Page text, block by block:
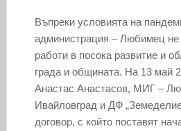
Въпреки условията на
администрация – Любимец не
работи в посока развитие и
града и общината. На 13 май
Анастас Анастасов, МИГ –
Ивайловград и ДФ
договор, с който поставят